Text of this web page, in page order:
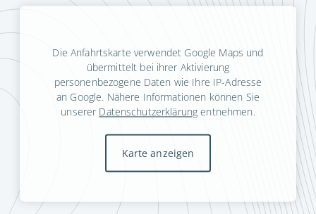
Die Anfahrtskarte verwendet Google Maps und
übermittelt bei ihrer Aktivierung
personenbezogene Daten wie Ihre IP-Adresse
an Google. Nähere Informationen können Sie
unserer Datenschutzerklärung entnehmen.
Karte anzeigen